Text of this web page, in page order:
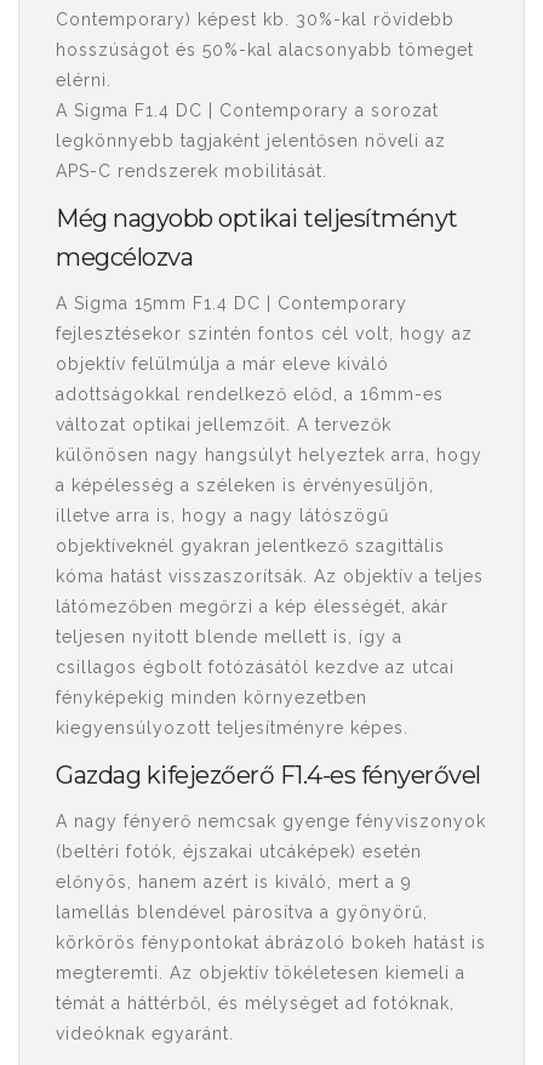
Contemporary) képest kb. 30%-kal rövidebb
hosszúságot és 50%-kal alacsonyabb tömeget
elérni.
A Sigma F1.4 DC | Contemporary a sorozat
legkönnyebb tagjaként jelentősen növeli az
APS-C rendszerek mobilitását.
Még nagyobb optikai teljesítményt
megcélozva
A Sigma 15mm F1.4 DC | Contemporary
fejlesztésekor szintén fontos cél volt, hogy az
objektív felülmúlja a már eleve kiváló
adottságokkal rendelkező előd, a 16mm-es
változat optikai jellemzőit. A tervezők
különösen nagy hangsúlyt helyeztek arra, hogy
a képélesség a széleken is érvényesüljön,
illetve arra is, hogy a nagy látószögű
objektíveknél gyakran jelentkező szagittális
kóma hatást visszaszorítsák. Az objektív a teljes
látómezőben megőrzi a kép élességét, akár
teljesen nyitott blende mellett is, így a
csillagos égbolt fotózásától kezdve az utcai
fényképekig minden környezetben
kiegyensúlyozott teljesítményre képes.
Gazdag kifejezőerő F1.4-es fényerővel
A nagy fényerő nemcsak gyenge fényviszonyok
(beltéri fotók, éjszakai utcáképek) esetén
előnyös, hanem azért is kiváló, mert a 9
lamellás blendével párosítva a gyönyörű,
körkörös fénypontokat ábrázoló bokeh hatást is
megteremti. Az objektív tökéletesen kiemeli a
témát a háttérből, és mélységet ad fotóknak,
videóknak egyaránt.